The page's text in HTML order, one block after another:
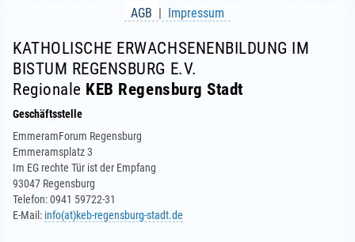
AGB
Impressum
KATHOLISCHE ERWACHSENENBILDUNG IM
BISTUM REGENSBURG E.V.
Regionale KEB Regensburg Stadt
Geschäftsstelle
EmmeramForum Regensburg
Emmeramsplatz 3
Im EG rechte Tür ist der Empfang
93047 Regensburg
Telefon: 0941 59722-31
E-Mail: info(at)keb-regensburg-stadt.de